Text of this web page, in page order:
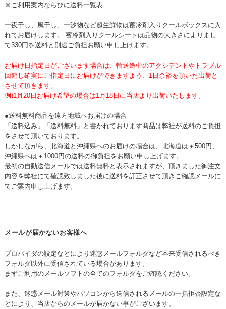
※ご利用案内ならびに送料一覧表
一夜干し、風干し、一汐物など超生鮮物は蓄冷剤入りクールボックスに入
れてお届けします。 蓄冷剤入りクールシートは品物の大きさによりまし
て330円を送料と別途ご負担お願い申し上げます。
お届け日指定日がございます場合は、輸送途中のアクシデントやトラブル
回避し確実にご指定日にお届けができますよう、1日余裕を頂いた出荷と
させて頂きます。
例)1月20日お届け希望の場合は1月18日に当店より出荷いたします。
●送料無料商品を遠方地域へお届けの場合
「送料込み」「送料無料」と書かれております商品は弊社が送料のご負担
をさせて頂いております。
しかしながら、北海道と沖縄県へのお届けの場合は、北海道は＋500円、
沖縄県へは＋1000円の送料の御負担をお願い申し上げます。
最初の自動送信メールでは送料無料と表示されますが、頂きました御注文
内容を弊社にて確認致しました後に送料を訂正させて頂きご確認メールに
てご案内申し上げます。
メールが届かないお客様へ
プロバイダの設定などにより迷惑メールフォルダなど本来受信されるべき
フォルダ以外に受信されている場合があります。
まずご利用のメールソフトの全てのフォルダをご確認ください。
また、迷惑メール対策やパソコンから送信されるメールの一括拒否設定な
どにより、当店からのメールが届かない事がございます。